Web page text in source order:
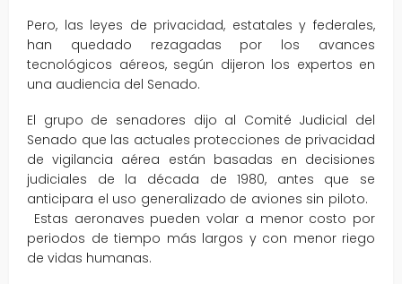
Pero, las leyes de privacidad, estatales y federales,
han quedado rezagadas por los avances
tecnológicos aéreos, según dijeron los expertos en
una audiencia del Senado.
El grupo de senadores dijo al Comité Judicial del
Senado que las actuales protecciones de privacidad
de vigilancia aérea están basadas en decisiones
judiciales de la década de 1980, antes que se
anticipara el uso generalizado de aviones sin piloto.
Estas aeronaves pueden volar a menor costo por
periodos de tiempo más largos y con menor riego
de vidas humanas.